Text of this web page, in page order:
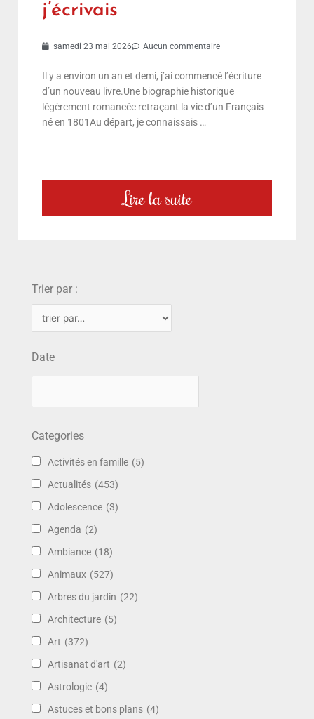
j’écrivais
samedi 23 mai 2026 Aucun commentaire
Il y a environ un an et demi, j’ai commencé l’écriture
d’un nouveau livre.Une biographie historique
légèrement romancée retraçant la vie d’un Français
né en 1801Au départ, je connaissais …
Lire la suite
Trier par :
Date
Categories
Activités en famille (5)
Actualités (453)
Adolescence (3)
Agenda (2)
Ambiance (18)
Animaux (527)
Arbres du jardin (22)
Architecture (5)
Art (372)
Artisanat d'art (2)
Astrologie (4)
Astuces et bons plans (4)